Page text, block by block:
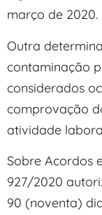
março de 2020.
Outra
contaminação
considerados
comprovação
atividade
Sobre Acordos
927/2020
90 (noventa)